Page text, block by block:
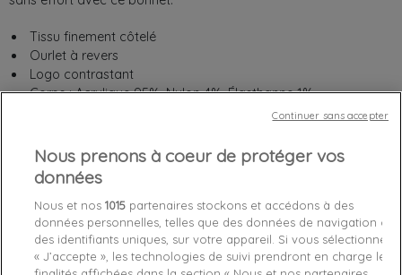
Tissu finement côtelé
Ourlet à revers
Logo contrastant
Corps : Acrylique 95%, Nylon 4%, Élasthanne 1%
Chez vousentre le
Out-of-Stock
Nous prenons à coeur de protéger vos
données
Nous et nos1015 partenaires stockons et accédons à des
données personnelles, telles que des données de navigation ou
des identifiants uniques, sur votre appareil. Si vous sélectionnez
« J’accepte », les technologies de suivi prendront en charge les
Continuer sans accepter